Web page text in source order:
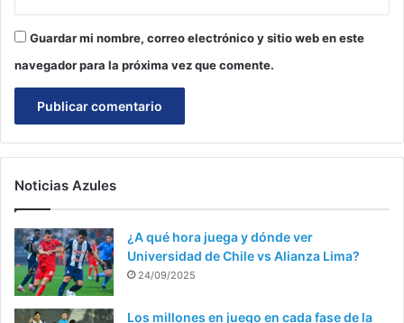
Guardar mi nombre, correo electrónico y sitio web en este
navegador para la próxima vez que comente.
Noticias Azules
¿A qué hora juega y dónde ver
Universidad de Chile vs Alianza Lima?
24/09/2025
Los millones en juego en cada fase de la